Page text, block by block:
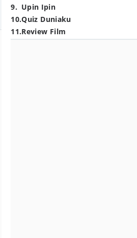
9. Upin Ipin
10.Quiz Duniaku
11.Review Film